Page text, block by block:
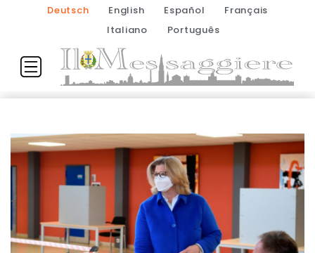
Deutsch English Español
Français
Italiano
Português